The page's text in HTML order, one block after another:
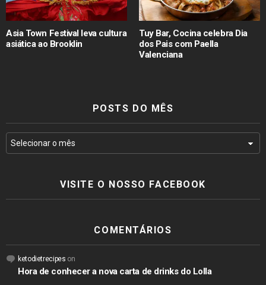
Asia Town Festival leva cultura
asiática ao Brooklin
Tuy Bar, Cocina celebra Dia
dos Pais com Paella
Valenciana
POSTS DO MÊS
VISITE O NOSSO FACEBOOK
COMENTÁRIOS
ketodietrecipes on
Hora de conhecer a nova carta de drinks do Lolla